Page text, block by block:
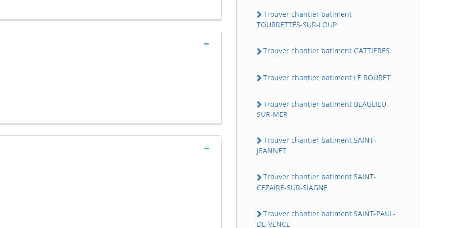
Trouver chantier batiment
TOURRETTES-SUR-LOUP
Trouver chantier batiment GATTIERES
Trouver chantier batiment LE ROURET
Trouver chantier batiment BEAULIEU-
SUR-MER
Trouver chantier batiment SAINT-
JEANNET
Trouver chantier batiment SAINT-
CEZAIRE-SUR-SIAGNE
Trouver chantier batiment SAINT-PAUL-
DE-VENCE